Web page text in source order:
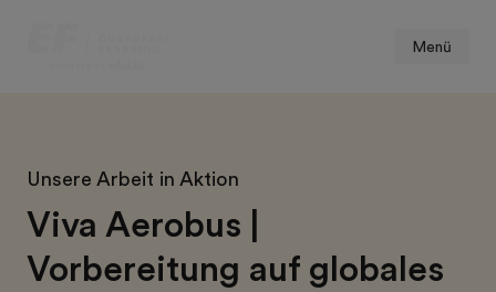
Menü
Unsere Arbeit in Aktion
Viva Aerobus |
Vorbereitung auf globales